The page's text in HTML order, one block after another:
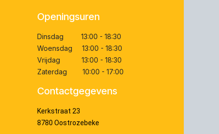
Openingsuren
Dinsdag 13:00 - 18:30
Woensdag 13:00 - 18:30
Vrijdag 13:00 - 18:30
Zaterdag 10:00 - 17:00
Contactgegevens
Kerkstraat 23
8780 Oostrozebeke